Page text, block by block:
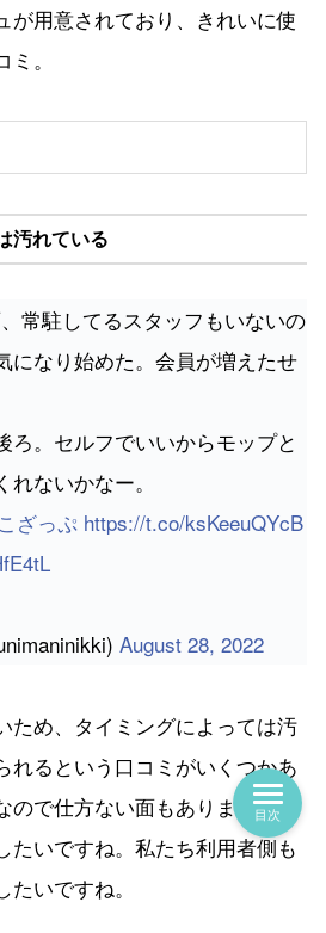
が用意されており、きれいに使
。
汚れている
常駐してるスタッフもいないの
になり始めた。会員が増えたせ
ろ。セルフでいいからモップと
ないかなー。
ざっぷ https://t.co/ksKeeuQYcB
August 28, 2022
ため、タイミングによっては汚
れるという口コミがいくつかあ
で仕方ない面もありますが、
たいですね。私たち利用者側も
いですね。
目次